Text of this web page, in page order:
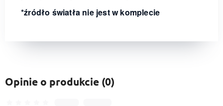
*źródło światła nie jest w komplecie
Opinie o produkcie (0)